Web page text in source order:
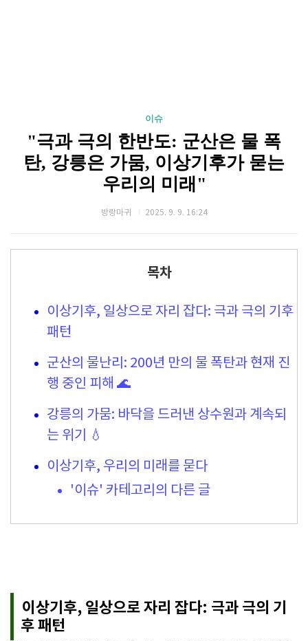
이슈
"극과 극의 한반도: 군산은 물 폭
탄, 강릉은 가뭄, 이상기후가 묻는
우리의 미래"
방랑마귀 2025. 9. 9. 16:24
목차
이상기후, 일상으로 자리 잡다: 극과 극의 기후
패턴
군산의 물난리: 200년 만의 물 폭탄과 현재 진
행 중인 피해 🌊
강릉의 가뭄: 바닥을 드러낸 상수원과 계속되
는 위기 💧
이상기후, 우리의 미래를 묻다
'이슈' 카테고리의 다른 글
이상기후, 일상으로 자리 잡다: 극과 극의 기
후 패턴